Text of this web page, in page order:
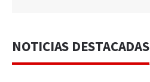
NOTICIAS DESTACADAS